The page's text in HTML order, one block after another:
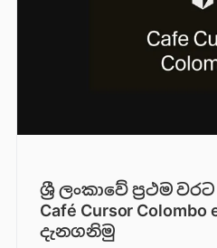
ශ්‍රී ලංකාවේ ප්‍රථම
Café Cursor
දැනගනිමු